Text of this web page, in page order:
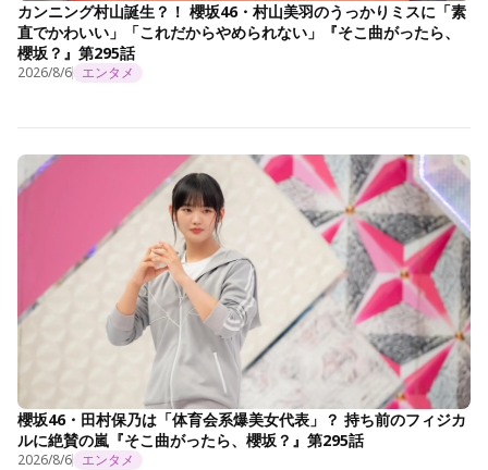
カンニング村山誕生？！ 櫻坂46・村山美羽のうっかりミスに「素
直でかわいい」「これだからやめられない」『そこ曲がったら、
櫻坂？』第295話
2026/8/6 エンタメ
櫻坂46・田村保乃は「体育会系爆美女代表」？ 持ち前のフィジカ
ルに絶賛の嵐『そこ曲がったら、櫻坂？』第295話
2026/8/6 エンタメ